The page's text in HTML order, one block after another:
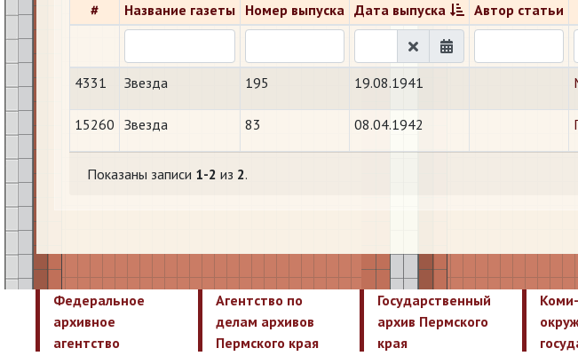
# Название газеты Номер выпуска Дата выпуска Автор статьи
4331 Звезда 195 19.08.1941
15260 Звезда 83 08.04.1942
Показаны записи 1-2 из 2.
Федеральное
архивное
агентство
Агентство по
делам архивов
Пермского края
Государственный
архив Пермского
края